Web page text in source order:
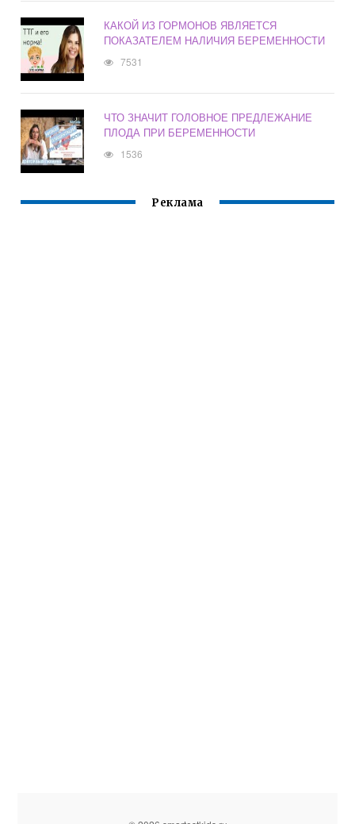
КАКОЙ ИЗ ГОРМОНОВ ЯВЛЯЕТСЯ
ПОКАЗАТЕЛЕМ НАЛИЧИЯ БЕРЕМЕННОСТИ
7531
ЧТО ЗНАЧИТ ГОЛОВНОЕ ПРЕДЛЕЖАНИЕ
ПЛОДА ПРИ БЕРЕМЕННОСТИ
1536
Реклама